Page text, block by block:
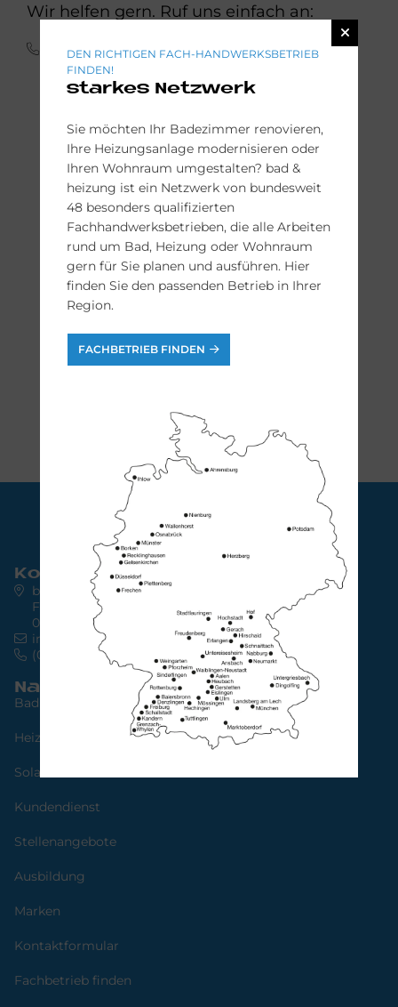
Wir helfen gern. Ruf uns einfach an:
(0 76 66) 910 300
Kontakt
bad & heizung concept AG
Friedrich-Ebert-Str. 64
04109 Leipzig
info@bad-heizung.de
(0341) 30 85 45 65
Navigation
Bad
Heizung
Solarstrom
Kundendienst
Stellenangebote
Ausbildung
Marken
Kontaktformular
Fachbetrieb finden
DEN RICHTIGEN FACH-HANDWERKSBETRIEB
FINDEN!
starkes Netzwerk
Sie möchten Ihr Badezimmer renovieren,
Ihre Heizungsanlage modernisieren oder
Ihren Wohnraum umgestalten? bad &
heizung ist ein Netzwerk von bundesweit
48 besonders qualifizierten
Fachhandwerksbetrieben, die alle Arbeiten
rund um Bad, Heizung oder Wohnraum
gern für Sie planen und ausführen. Hier
finden Sie den passenden Betrieb in Ihrer
Region.
FACHBETRIEB FINDEN